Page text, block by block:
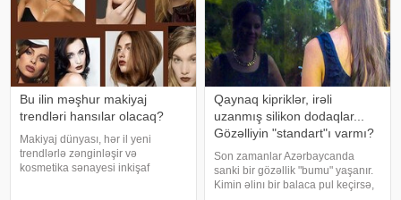
Bu ilin məşhur makiyaj
trendləri hansılar olacaq?
Makiyaj dünyası, hər il yeni
trendlərlə zənginləşir və
kosmetika sənayesi inkişaf
Qaynaq kipriklər, irəli
uzanmış silikon dodaqlar...
Gözəlliyin "standart"ı varmı?
Son zamanlar Azərbaycanda
sanki bir gözəllik "bumu" yaşanır.
Kimin əlinı bir balaca pul keçirsə,